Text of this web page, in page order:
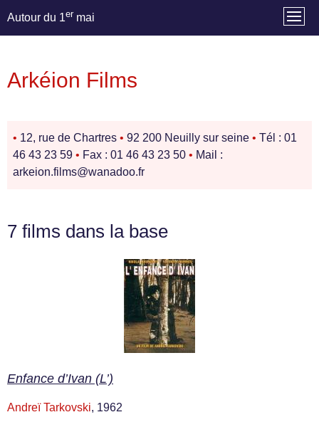
Autour du 1er mai
Arkéion Films
• 12, rue de Chartres • 92 200 Neuilly sur seine • Tél : 01
46 43 23 59 • Fax : 01 46 43 23 50 • Mail :
arkeion.films@wanadoo.fr
7 films dans la base
Enfance d’Ivan (L’)
Andreï Tarkovski, 1962